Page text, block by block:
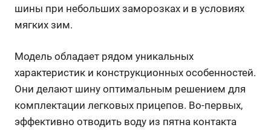
шины при небольших заморозках и в условиях
мягких зим.
Модель обладает рядом уникальных
характеристик и конструкционных особенностей.
Они делают шину оптимальным решением для
комплектации легковых прицепов. Во-первых,
эффективно отводить воду из пятна контакта